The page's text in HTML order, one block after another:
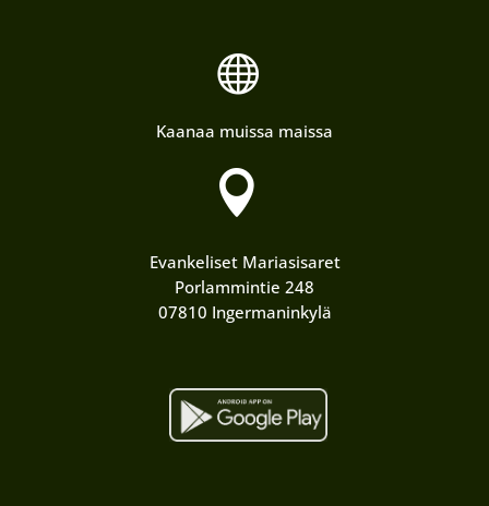

Kaanaa muissa maissa

Evankeliset Mariasisaret
Porlammintie 248
07810 Ingermaninkylä